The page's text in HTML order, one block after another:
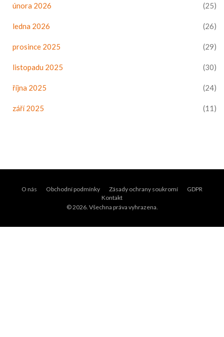
února 2026 (25)
ledna 2026 (26)
prosince 2025 (29)
listopadu 2025 (30)
října 2025 (24)
září 2025 (11)
O nás Obchodní podmínky Zásady ochrany soukromí
GDPR
Kontakt
© 2026. Všechna práva vyhrazena.